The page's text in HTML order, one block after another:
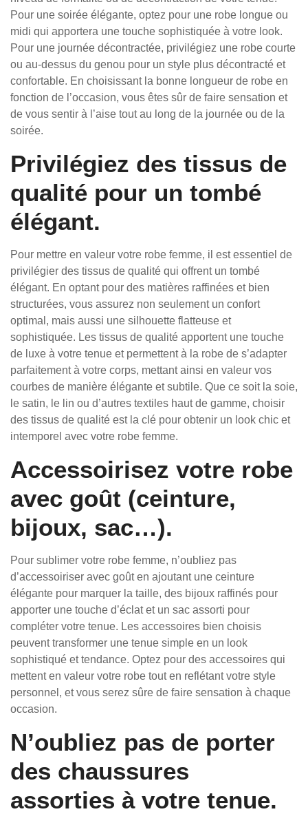
Pour une soirée élégante, optez pour une robe longue ou
midi qui apportera une touche sophistiquée à votre look.
Pour une journée décontractée, privilégiez une robe courte
ou au-dessus du genou pour un style plus décontracté et
confortable. En choisissant la bonne longueur de robe en
fonction de l’occasion, vous êtes sûr de faire sensation et
de vous sentir à l’aise tout au long de la journée ou de la
soirée.
Privilégiez des tissus de
qualité pour un tombé
élégant.
Pour mettre en valeur votre robe femme, il est essentiel de
privilégier des tissus de qualité qui offrent un tombé
élégant. En optant pour des matières raffinées et bien
structurées, vous assurez non seulement un confort
optimal, mais aussi une silhouette flatteuse et
sophistiquée. Les tissus de qualité apportent une touche
de luxe à votre tenue et permettent à la robe de s’adapter
parfaitement à votre corps, mettant ainsi en valeur vos
courbes de manière élégante et subtile. Que ce soit la soie,
le satin, le lin ou d’autres textiles haut de gamme, choisir
des tissus de qualité est la clé pour obtenir un look chic et
intemporel avec votre robe femme.
Accessoirisez votre robe
avec goût (ceinture,
bijoux, sac…).
Pour sublimer votre robe femme, n’oubliez pas
d’accessoiriser avec goût en ajoutant une ceinture
élégante pour marquer la taille, des bijoux raffinés pour
apporter une touche d’éclat et un sac assorti pour
compléter votre tenue. Les accessoires bien choisis
peuvent transformer une tenue simple en un look
sophistiqué et tendance. Optez pour des accessoires qui
mettent en valeur votre robe tout en reflétant votre style
personnel, et vous serez sûre de faire sensation à chaque
occasion.
N’oubliez pas de porter
des chaussures
assorties à votre tenue.